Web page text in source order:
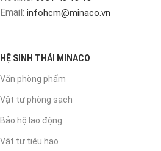
Email: infohcm@minaco.vn
HỆ SINH THÁI MINACO
Văn phòng phẩm
Vật tư phòng sạch
Bảo hộ lao động
Vật tư tiêu hao